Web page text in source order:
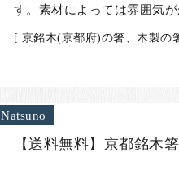
す。素材によっては雰囲気
[ 京銘木(京都府)の箸、木製の
Natsuno
【送料無料】京都銘